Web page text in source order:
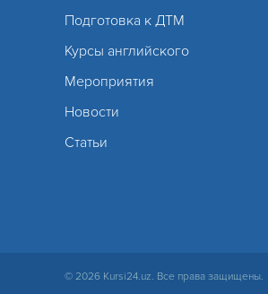
Подготовка к ДТМ
Курсы английского
Мероприятия
Новости
Статьи
© 2026 Kursi24.uz. Все права защищены.